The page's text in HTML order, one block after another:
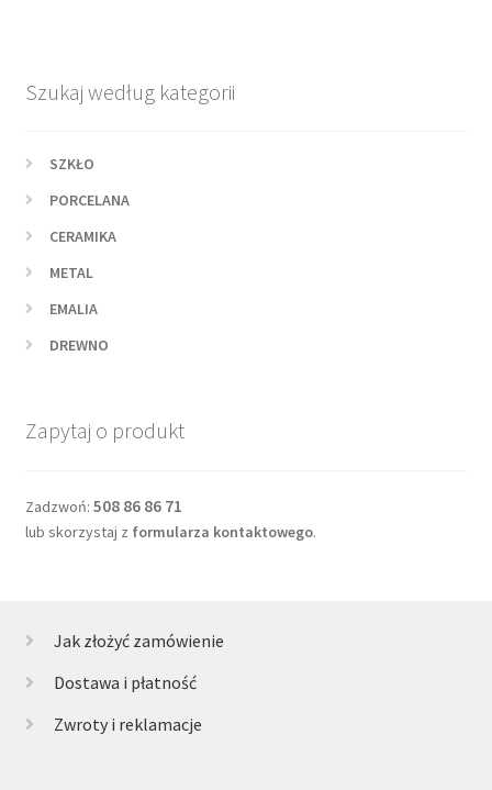
Szukaj według kategorii
SZKŁO
PORCELANA
CERAMIKA
METAL
EMALIA
DREWNO
Zapytaj o produkt
Zadzwoń: 508 86 86 71
lub skorzystaj z formularza kontaktowego.
Jak złożyć zamówienie
Dostawa i płatność
Zwroty i reklamacje